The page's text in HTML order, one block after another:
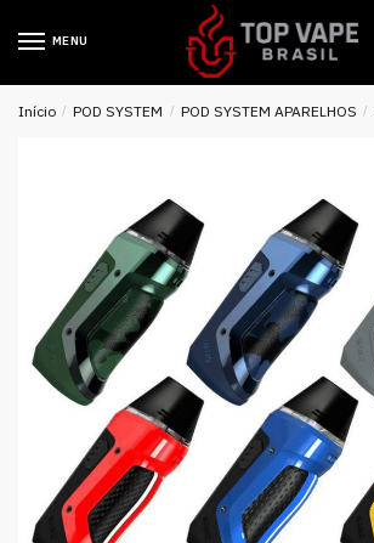
MENU
Início / POD SYSTEM / POD SYSTEM APARELHOS /